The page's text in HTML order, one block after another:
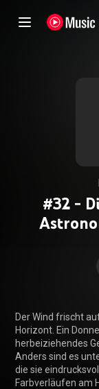
#32 -
Der Wind frischt
Horizont. Ein
herbeiziehendes
Anders sind es
die sie
Farbverläufen am